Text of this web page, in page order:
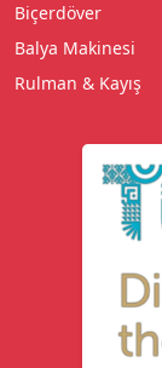
Biçerdöver
Balya Makinesi
Rulman & Kayış